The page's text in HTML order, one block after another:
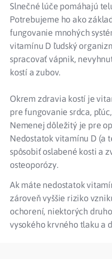
Slnečné lúče pomáhajú
Potrebujeme ho ako
fungovanie mnohých
vitamínu D ľudský
spracovať vápnik,
kostí a zubov.
Okrem zdravia kostí je
pre fungovanie srdca,
Nemenej dôležitý je pre
Nedostatok vitamínu D (a
spôsobiť oslabené kosti a
osteoporózy.
Ak máte nedostatok
zároveň vyššie riziko
ochorení, niektorých
vysokého krvného tlaku a